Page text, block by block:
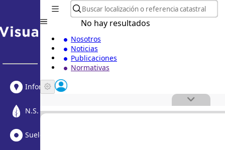
Informe Urbanístico
N.S. Medioambiental
Suelo Vacante + Obras
No hay resultados
Nosotros
Noticias
Publicaciones
Normativas